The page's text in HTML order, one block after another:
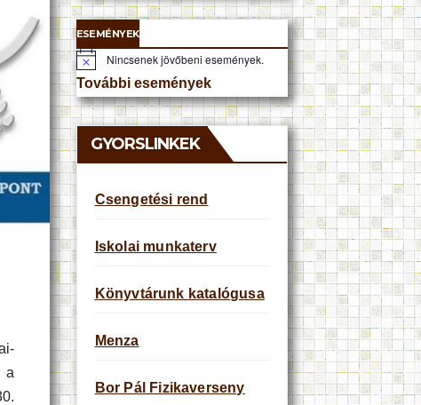
a
ESEMÉNYEK
N
o
t
i
c
e
Nincsenek jövőbeni események.
További események
GYORSLINKEK
Csengetési rend
Iskolai munkaterv
Könyvtárunk katalógusa
Menza
Bor Pál Fizikaverseny